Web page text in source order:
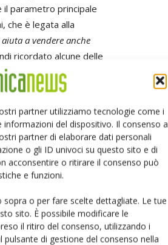
partner utilizziamo tecnologie come i
del dispositivo. Il consenso a
partner di elaborare dati personali
o gli ID univoci su questo sito e di
acconsentire o ritirare il consenso può
e funzioni.
o per fare scelte dettagliate. Le tue
sito. È possibile modificare le
il ritiro del consenso, utilizzando i
di gestione del consenso nella
parametro principale
che è legata alla
a vendere anche
ricordato alcune delle
elettronici, tra cui la
Attualmente RS
elettronici ogni mese.
università. Goeldenbot
che oggi
fattore di crescita per
del commercio
il sistema ancora più
marketing basato su
la crescita, e